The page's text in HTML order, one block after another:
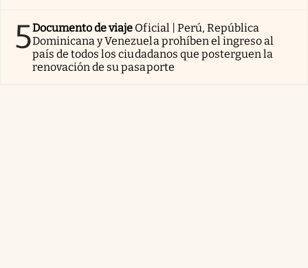
5Documento de viaje Oficial | Perú, República
Dominicana y Venezuela prohíben el ingreso al
país de todos los ciudadanos que posterguen la
renovación de su pasaporte